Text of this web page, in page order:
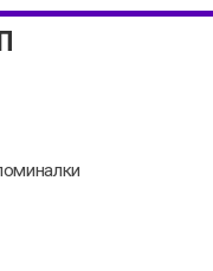
Christmas